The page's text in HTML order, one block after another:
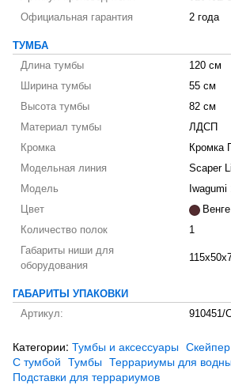
Официальная гарантия
2 года
ТУМБА
Длина тумбы
120 см
Ширина тумбы
55 см
Высота тумбы
82 см
Материал тумбы
ЛДСП
Кромка
Кромка
Модельная линия
Scaper
Модель
Iwagumi
Цвет
Венге
Количество полок
1
Габариты ниши для
оборудования
ГАБАРИТЫ УПАКОВКИ
Артикул:
910451/
Категории: Тумбы и аксессуары Скейпер
С тумбой Тумбы Террариумы для
Подставки для террариумов